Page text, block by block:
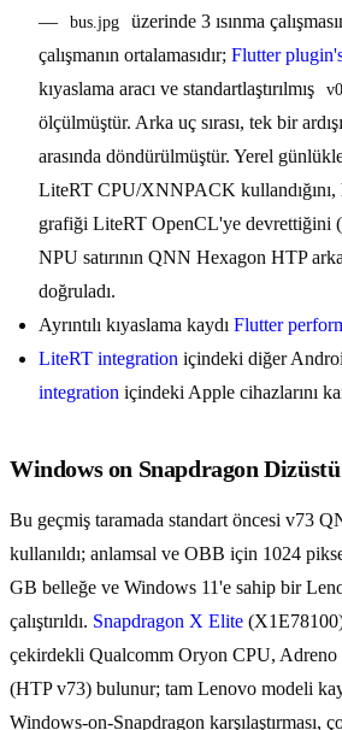
—
bus.jpg
üzerinde 3 ısınma
çalışmanın ortalamasıdır; Flutter
kıyaslama aracı ve standartlaştırılmış
ölçülmüştür. Arka uç sırası, tek bir
arasında döndürülmüştür. Yerel
LiteRT CPU/XNNPACK kullandığını,
grafiği LiteRT OpenCL'ye devrettiğini (
NPU satırının QNN Hexagon HTP
doğruladı.
Ayrıntılı kıyaslama kaydı Flutter
LiteRT integration içindeki diğer
integration içindeki Apple cihazlarını
Windows on Snapdragon
Bu geçmiş taramada standart öncesi v73
kullanıldı; anlamsal ve OBB için 1024
GB belleğe ve Windows 11'e sahip bir
çalıştırıldı. Snapdragon X Elite
çekirdekli Qualcomm Oryon CPU,
(HTP v73) bulunur; tam Lenovo modeli
Windows-on-Snapdragon karşılaştırması,